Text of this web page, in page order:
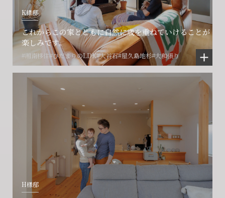
K様邸
これからこの家とともに自然に歳を重ねていけることが
楽しみです。
#湘南移住#ひだまりのLDK#大谷石#屋久島地杉#大和張り
H様邸